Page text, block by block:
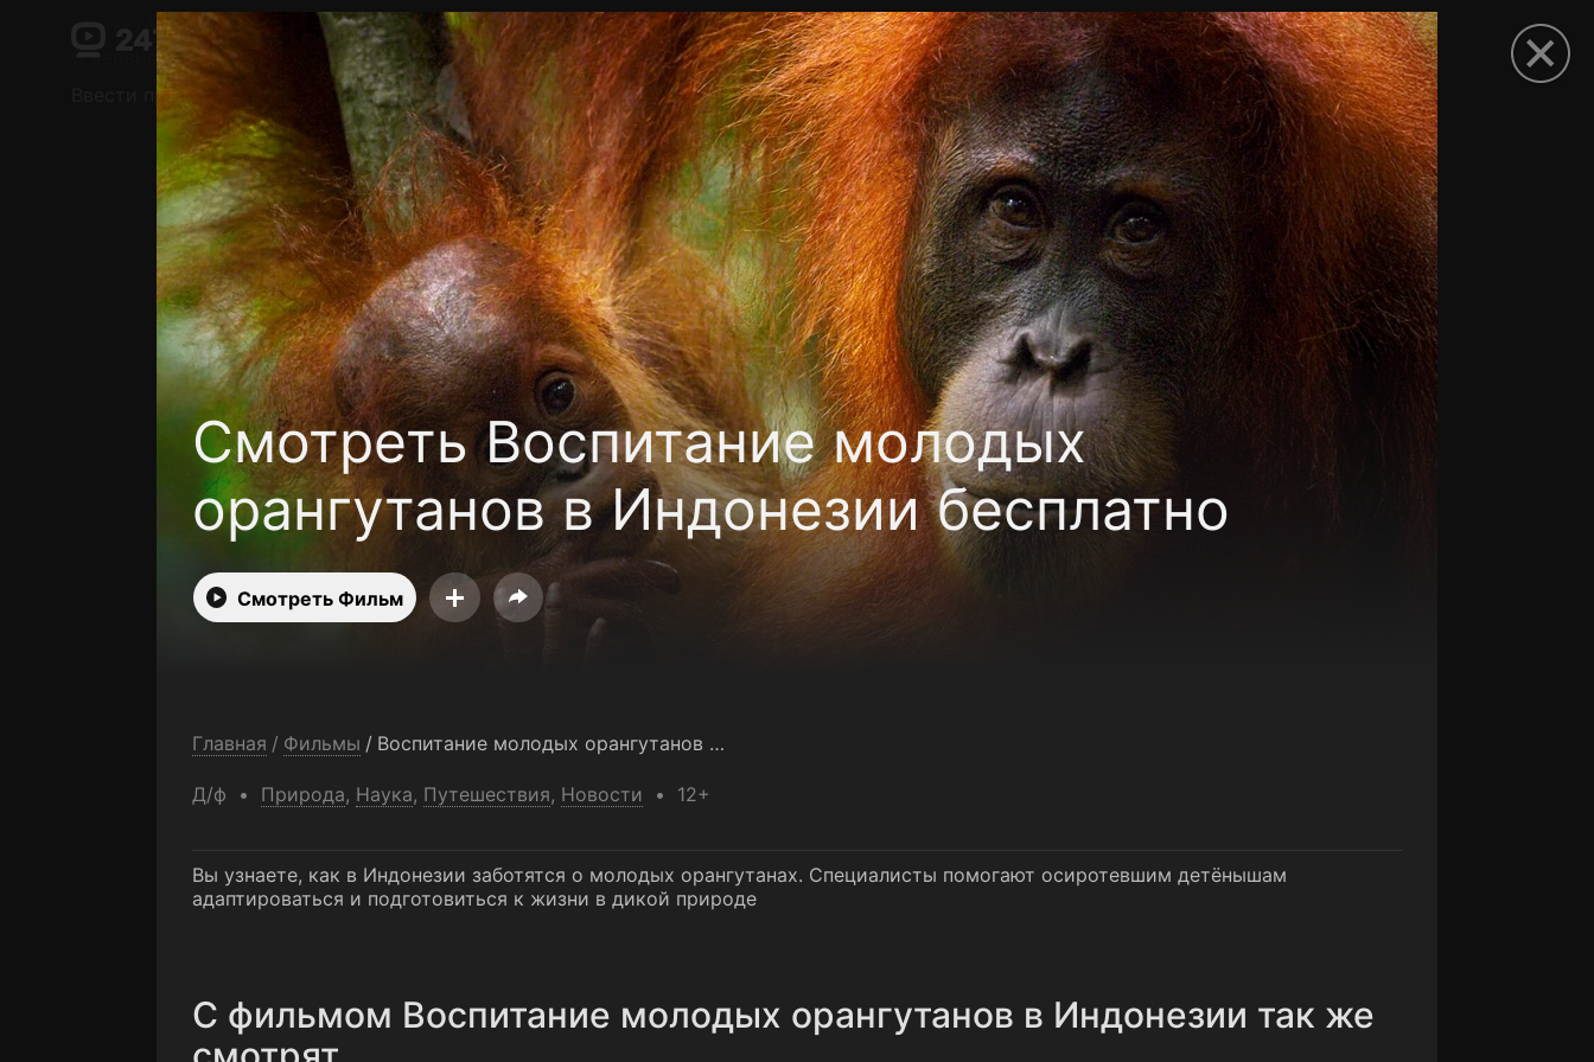
Смотреть Воспитание молодых
орангутанов в Индонезии бесплатно
Смотреть Фильм
Главная / Фильмы / Воспитание молодых орангутанов в Индонезии
Д/ф Природа, Наука, Путешествия, Новости 12+
Вы узнаете, как в Индонезии заботятся о молодых орангутанах. Специалисты помогают осиротевшим детёнышам
адаптироваться и подготовиться к жизни в дикой природе
C фильмом Воспитание молодых орангутанов в Индонезии так же
Поддержка:support@24h.tv
О сервисе
Пользовательское соглашение Политика конфиденциальности Для партнёров
Открыть приложение
Ввести промокод
Установить на ТВ Бесплатные каналы Контакты